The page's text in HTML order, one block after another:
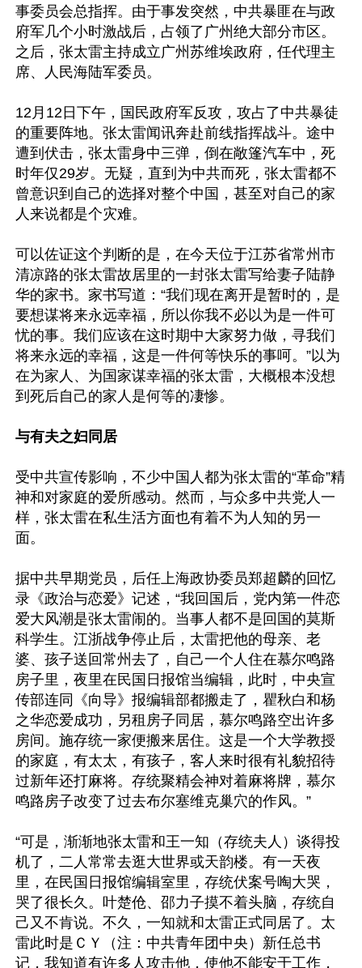
事委员会总指挥。由于事发突然，中共暴匪在与政
府军几个小时激战后，占领了广州绝大部分市区。
之后，张太雷主持成立广州苏维埃政府，任代理主
席、人民海陆军委员。
12月12日下午，国民政府军反攻，攻占了中共暴徒
的重要阵地。张太雷闻讯奔赴前线指挥战斗。途中
遭到伏击，张太雷身中三弹，倒在敞篷汽车中，死
时年仅29岁。无疑，直到为中共而死，张太雷都不
曾意识到自己的选择对整个中国，甚至对自己的家
人来说都是个灾难。
可以佐证这个判断的是，在今天位于江苏省常州市
清凉路的张太雷故居里的一封张太雷写给妻子陆静
华的家书。家书写道：“我们现在离开是暂时的，是
要想谋将来永远幸福，所以你我不必以为是一件可
忧的事。我们应该在这时期中大家努力做，寻我们
将来永远的幸福，这是一件何等快乐的事呵。”以为
在为家人、为国家谋幸福的张太雷，大概根本没想
到死后自己的家人是何等的凄惨。
与有夫之妇同居
受中共宣传影响，不少中国人都为张太雷的“革命”精
神和对家庭的爱所感动。然而，与众多中共党人一
样，张太雷在私生活方面也有着不为人知的另一
面。
据中共早期党员，后任上海政协委员郑超麟的回忆
录《政治与恋爱》记述，“我回国后，党内第一件恋
爱大风潮是张太雷闹的。当事人都不是回国的莫斯
科学生。江浙战争停止后，太雷把他的母亲、老
婆、孩子送回常州去了，自己一个人住在慕尔鸣路
房子里，夜里在民国日报馆当编辑，此时，中央宣
传部连同《向导》报编辑部都搬走了，瞿秋白和杨
之华恋爱成功，另租房子同居，慕尔鸣路空出许多
房间。施存统一家便搬来居住。这是一个大学教授
的家庭，有太太，有孩子，客人来时很有礼貌招待
过新年还打麻将。存统聚精会神对着麻将牌，慕尔
鸣路房子改变了过去布尔塞维克巢穴的作风。”
“可是，渐渐地张太雷和王一知（存统夫人）谈得投
机了，二人常常去逛大世界或天韵楼。有一天夜
里，在民国日报馆编辑室里，存统伏案号啕大哭，
哭了很长久。叶楚伧、邵力子摸不着头脑，存统自
己又不肯说。不久，一知就和太雷正式同居了。太
雷此时是ＣＹ（注：中共青年团中央）新任总书
记，我知道有许多人攻击他，使他不能安于工作，